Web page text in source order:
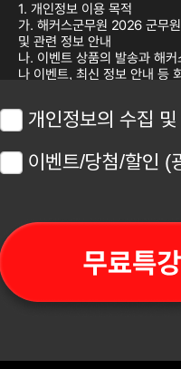
1. 개인정보 이용 목적
가. 해커스군무원 2026 군무
및 관련 정보 안내
나. 이벤트 상품의 발송과 해
나 이벤트, 최신 정보 안내 등
3. 개인정보의 보유/이용 기간
를 위해 추가 1년을 보관한
4. 신청자는 개인정보 수집이
실 경우 해커스군무원 2026
개인정보의 수집
이벤트/당첨/할인 (